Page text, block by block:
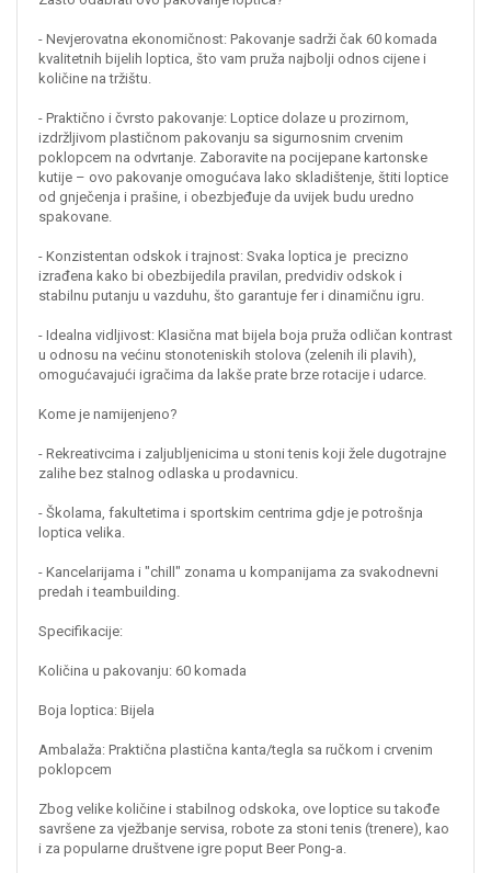
​- Nevjerovatna ekonomičnost: Pakovanje sadrži čak 60 komada
kvalitetnih bijelih loptica, što vam pruža najbolji odnos cijene i
količine na tržištu.
​- Praktično i čvrsto pakovanje: Loptice dolaze u prozirnom,
izdržljivom plastičnom pakovanju sa sigurnosnim crvenim
poklopcem na odvrtanje. Zaboravite na pocijepane kartonske
kutije – ovo pakovanje omogućava lako skladištenje, štiti loptice
od gnječenja i prašine, i obezbjeđuje da uvijek budu uredno
spakovane.
​- Konzistentan odskok i trajnost: Svaka loptica je precizno
izrađena kako bi obezbijedila pravilan, predvidiv odskok i
stabilnu putanju u vazduhu, što garantuje fer i dinamičnu igru.
​- Idealna vidljivost: Klasična mat bijela boja pruža odličan kontrast
u odnosu na većinu stonoteniskih stolova (zelenih ili plavih),
omogućavajući igračima da lakše prate brze rotacije i udarce.
​Kome je namijenjeno?
​- Rekreativcima i zaljubljenicima u stoni tenis koji žele dugotrajne
zalihe bez stalnog odlaska u prodavnicu.
​- Školama, fakultetima i sportskim centrima gdje je potrošnja
loptica velika.
- ​Kancelarijama i "chill" zonama u kompanijama za svakodnevni
predah i teambuilding.
​Specifikacije:
​Količina u pakovanju: 60 komada
​Boja loptica: Bijela
​Ambalaža: Praktična plastična kanta/tegla sa ručkom i crvenim
poklopcem
​Zbog velike količine i stabilnog odskoka, ove loptice su takođe
savršene za vježbanje servisa, robote za stoni tenis (trenere), kao
i za popularne društvene igre poput Beer Pong-a.